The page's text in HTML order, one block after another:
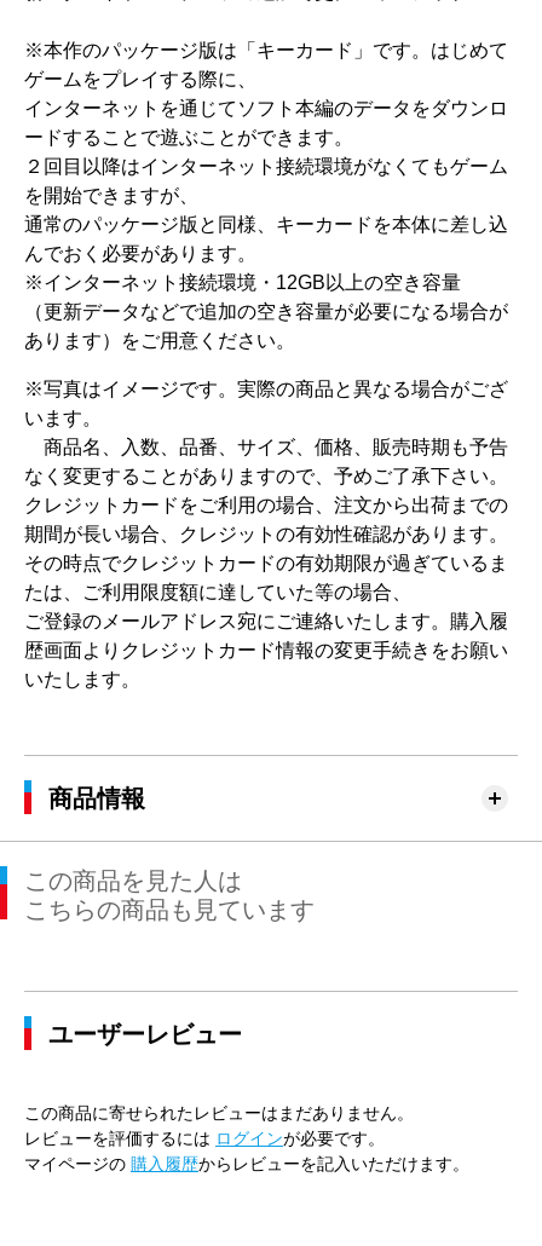
※本作のパッケージ版は「キーカード」です。はじめて
ゲームをプレイする際に、
インターネットを通じてソフト本編のデータをダウンロ
ードすることで遊ぶことができます。
２回目以降はインターネット接続環境がなくてもゲーム
を開始できますが、
通常のパッケージ版と同様、キーカードを本体に差し込
んでおく必要があります。
※インターネット接続環境・12GB以上の空き容量
（更新データなどで追加の空き容量が必要になる場合が
あります）をご用意ください。
※写真はイメージです。実際の商品と異なる場合がござ
います。
商品名、入数、品番、サイズ、価格、販売時期も予告
なく変更することがありますので、予めご了承下さい。
クレジットカードをご利用の場合、注文から出荷までの
期間が長い場合、クレジットの有効性確認があります。
その時点でクレジットカードの有効期限が過ぎているま
たは、ご利用限度額に達していた等の場合、
ご登録のメールアドレス宛にご連絡いたします。購入履
歴画面よりクレジットカード情報の変更手続きをお願い
いたします。
商品情報
この商品を見た人は
こちらの商品も見ています
ユーザーレビュー
この商品に寄せられたレビューはまだありません。
レビューを評価するには ログインが必要です。
マイページの 購入履歴からレビューを記入いただけます。